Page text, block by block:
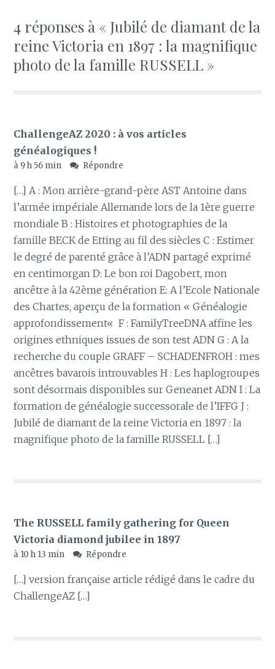
4 réponses à « Jubilé de diamant de la
reine Victoria en 1897 : la magnifique
photo de la famille RUSSELL »
ChallengeAZ 2020 : à vos articles
généalogiques !
à 9 h 56 min Répondre
[…] A : Mon arrière-grand-père AST Antoine dans
l’armée impériale Allemande lors de la 1ère guerre
mondiale B : Histoires et photographies de la
famille BECK de Etting au fil des siècles C : Estimer
le degré de parenté grâce à l’ADN partagé exprimé
en centimorgan D: Le bon roi Dagobert, mon
ancêtre à la 42ème génération E: A l’Ecole Nationale
des Chartes, aperçu de la formation « Généalogie
approfondissement« F : FamilyTreeDNA affine les
origines ethniques issues de son test ADN G : A la
recherche du couple GRAFF – SCHADENFROH : mes
ancêtres bavarois introuvables H : Les haplogroupes
sont désormais disponibles sur Geneanet ADN I : La
formation de généalogie successorale de l’IFFG J :
Jubilé de diamant de la reine Victoria en 1897 : la
magnifique photo de la famille RUSSELL […]
The RUSSELL family gathering for Queen
Victoria diamond jubilee in 1897
à 10 h 13 min Répondre
[…] version française article rédigé dans le cadre du
ChallengeAZ […]